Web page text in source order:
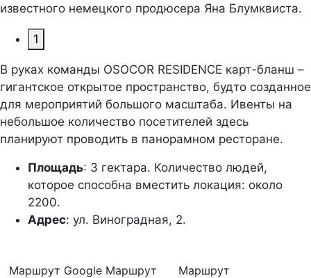
известного немецкого продюсера Яна Блумквиста.
1
В руках команды OSOCOR RESIDENCE карт-бланш –
гигантское открытое пространство, будто созданное
для мероприятий большого масштаба. Ивенты на
небольшое количество посетителей здесь
планируют проводить в панорамном ресторане.
Площадь: 3 гектара. Количество людей,
которое способна вместить локация: около
2200.
Адрес: ул. Виноградная, 2.
Маршрут Google Маршрут
Маршрут